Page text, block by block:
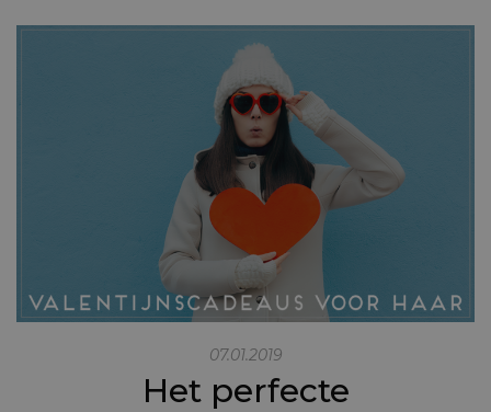
07.01.2019
Het perfecte